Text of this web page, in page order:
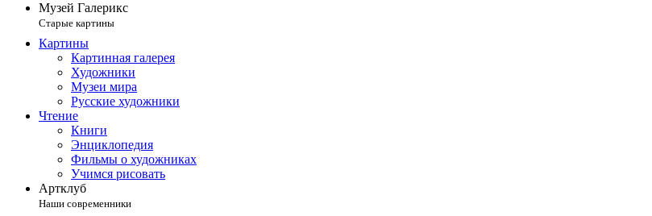
Музей Галерикс
Старые картины
Картины
Картинная галерея
Художники
Музеи мира
Русские художники
Чтение
Книги
Энциклопедия
Фильмы о художниках
Учимся рисовать
Артклуб
Наши современники